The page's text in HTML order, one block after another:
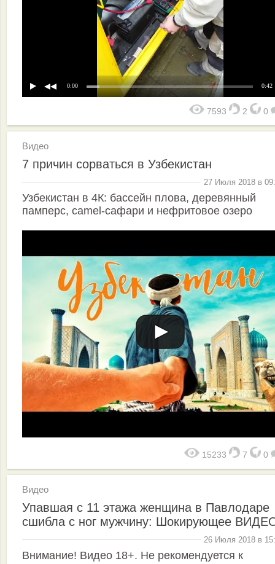
0:00 0:42
7593 2 0
Видео
7 причин сорваться в Узбекистан
27 Июля 2018 в
Узбекистан в 4К: бассейн плова, деревянный
памперс, camel-сафари и нефритовое озеро
15233 7 0
Видео
Упавшая с 11 этажа женщина в Павлодаре
сшибла с ног мужчину: Шокирующее
26 Июля 2018 в
Внимание! Видео 18+. Не рекомендуется к